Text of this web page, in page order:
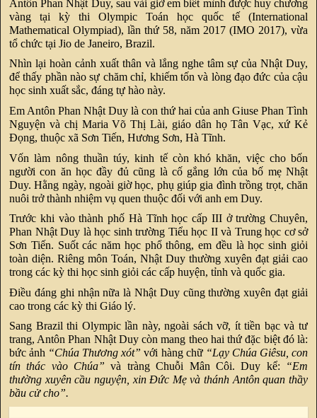
Antôn Phan Nhật Duy, sau vài giờ em biết mình được huy chương
vàng tại kỳ thi Olympic Toán học quốc tế (International
Mathematical Olympiad), lần thứ 58, năm 2017 (IMO 2017), vừa
tổ chức tại Jio de Janeiro, Brazil.
Nhìn lại hoàn cảnh xuất thân và lắng nghe tâm sự của Nhật Duy,
để thấy phần nào sự chăm chỉ, khiếm tốn và lòng đạo đức của cậu
học sinh xuất sắc, đáng tự hào này.
Em Antôn Phan Nhật Duy là con thứ hai của anh Giuse Phan Tình
Nguyện và chị Maria Võ Thị Lài, giáo dân họ Tân Vạc, xứ Kẻ
Đọng, thuộc xã Sơn Tiến, Hương Sơn, Hà Tĩnh.
Vốn làm nông thuần túy, kinh tế còn khó khăn, việc cho bốn
người con ăn học đầy đủ cũng là cố gắng lớn của bố mẹ Nhật
Duy. Hằng ngày, ngoài giờ học, phụ giúp gia đình trồng trọt, chăn
nuôi trở thành nhiệm vụ quen thuộc đối với anh em Duy.
Trước khi vào thành phố Hà Tĩnh học cấp III ở trường Chuyên,
Phan Nhật Duy là học sinh trường Tiểu học II và Trung học cơ sở
Sơn Tiến. Suốt các năm học phổ thông, em đều là học sinh giỏi
toàn diện. Riêng môn Toán, Nhật Duy thường xuyên đạt giải cao
trong các kỳ thi học sinh giỏi các cấp huyện, tỉnh và quốc gia.
Điều đáng ghi nhận nữa là Nhật Duy cũng thường xuyên đạt giải
cao trong các kỳ thi Giáo lý.
Sang Brazil thi Olympic lần này, ngoài sách vỡ, ít tiền bạc và tư
trang, Antôn Phan Nhật Duy còn mang theo hai thứ đặc biệt đó là:
bức ảnh “Chúa Thương xót” với hàng chữ “Lạy Chúa Giêsu, con
tín thác vào Chúa” và tràng Chuỗi Mân Côi. Duy kể:
“Em
thường xuyên cầu nguyện, xin Đức Mẹ và thánh Antôn quan thầy
bầu cử cho”.